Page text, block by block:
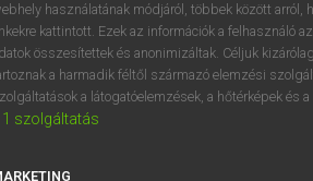
VAN ELŐFIZETÉSED?
megtekintéséhez.
használatának módjáról, többek között arról,
kattintott. Ezek az információk a felhasználó
összesítettek és anonimizáltak. Céljuk
a harmadik féltől származó elemzési
a látogatóelemzések, a hőtérképek és
1 szolgáltatás
a s d f g h
í y x c v b